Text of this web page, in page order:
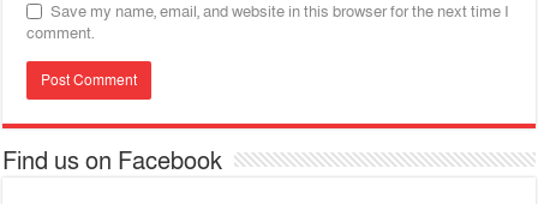
Save my name, email, and website in this browser for the next time I
comment.
Find us on Facebook